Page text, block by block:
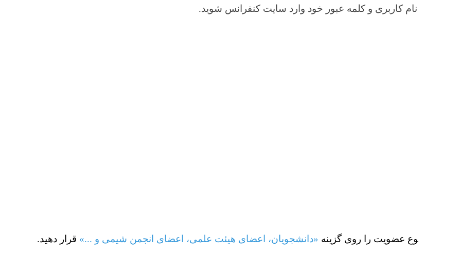
«دانشجویان، اعضای هیئت علمی، اعضای انجمن شیمی و ...»قرار دهید.